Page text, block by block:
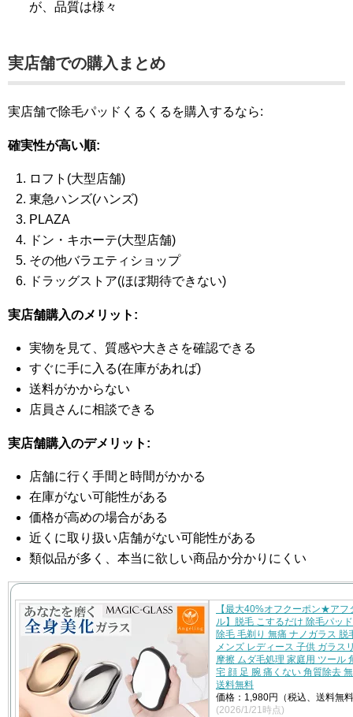
が、品質は様々
実店舗での購入まとめ
実店舗で除毛パッドくるくるを購入するなら:
確実性が高い順:
ロフト(大型店舗)
東急ハンズ(ハンズ)
PLAZA
ドン・キホーテ(大型店舗)
その他バラエティショップ
ドラッグストア(ほぼ期待できない)
実店舗購入のメリット:
実物を見て、質感や大きさを確認できる
すぐに手に入る(在庫があれば)
送料がかからない
店員さんに相談できる
実店舗購入のデメリット:
店舗に行く手間と時間がかかる
在庫がない可能性がある
価格が高めの場合がある
近くに取り扱い店舗がない可能性がある
類似品が多く、本当に欲しい商品か分かりにくい
【最大40%オフクーポン★アフ
ル】脱毛 こするだけ 除毛パッ
除毛 毛剃り 無痛 ナノガラス 脱
メンズ レディース 子供 ガラス
摩擦 ムダ毛処理 家庭用 ツール
宅 顔 足 腕 痛くない 角質除去
送料無料
価格：1,980円（税込、送料無
(2026/1/21時点)